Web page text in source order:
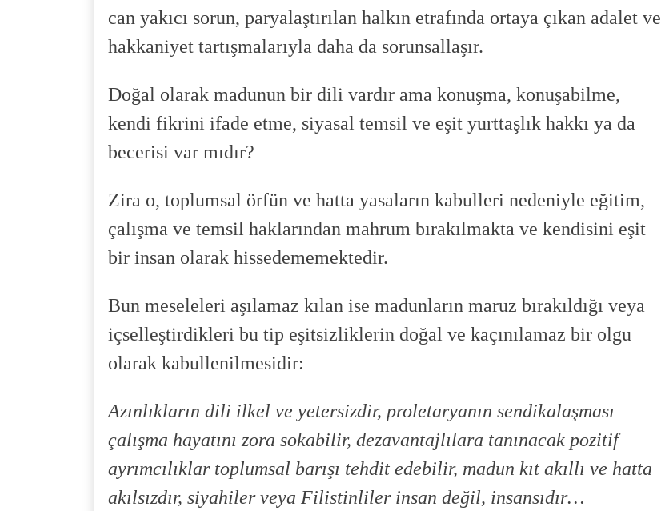
can yakıcı sorun, paryalaştırılan halkın etrafında ortaya çıkan adalet ve
hakkaniyet tartışmalarıyla daha da sorunsallaşır.
Doğal olarak madunun bir dili vardır ama konuşma, konuşabilme,
kendi fikrini ifade etme, siyasal temsil ve eşit yurttaşlık hakkı ya da
becerisi var mıdır?
Zira o, toplumsal örfün ve hatta yasaların kabulleri nedeniyle eğitim,
çalışma ve temsil haklarından mahrum bırakılmakta ve kendisini eşit
bir insan olarak hissedememektedir.
Bun meseleleri aşılamaz kılan ise madunların maruz bırakıldığı veya
içselleştirdikleri bu tip eşitsizliklerin doğal ve kaçınılamaz bir olgu
olarak kabullenilmesidir:
Azınlıkların dili ilkel ve yetersizdir, proletaryanın sendikalaşması
çalışma hayatını zora sokabilir, dezavantajlılara tanınacak pozitif
ayrımcılıklar toplumsal barışı tehdit edebilir, madun kıt akıllı ve hatta
akılsızdır, siyahiler veya Filistinliler insan değil, insansıdır…